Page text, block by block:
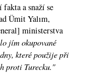
a snaží se
Ümit Yalım,
ministerstva
jím okupované
které použije při
proti Turecku."